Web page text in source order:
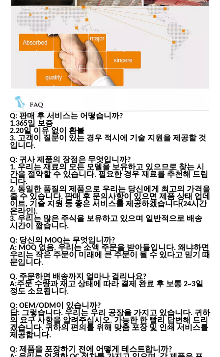
Q: 판매 후 서비스는 어떻습니까?
1.365일 보증
2.20일 이유 없이 환불
3. 고객이 질문이 있는 경우 적시에 기술 지원을 제공할 것
입니다.
Q: 귀사 제품의 장점은 무엇입니까?
1. 우리는 재료의 모든 모델을 보유하고 있으므로 찾는 시
간을 절약할 수 있습니다. 필요한 경우 재료를 추천해 드립
니다.
2. 동일한 품질의 제품으로 우리는 당신에게 최고의 가격을
줄 수 있습니다. 판매 후 문의사항이 있으면 제품 상태 업데
이트, 기술 지원 등 좋은 서비스를 제공하겠습니다(24시간
온라인).
3. 우리는 많은 주식을 보유하고 있으며 일반적으로 배송
시간이 짧습니다.
Q: 당신의 MOQ는 무엇입니까?
A: MOQ 없음. 우리는 소액 주문을 받아들입니다. 왜냐하면
우리는 작은 주문이 미래에 큰 주문이 될 수 있다고 믿기 때
문입니다.
Q. 주문하면 배송까지 얼마나 걸리나요?
A:주문 수량과 재고 상태에 따라 결제 완료 후 보통 2~3일
정도 소요됩니다.
Q: OEM/ODM이 있습니까?
답: 그렇습니다. 우리는 우리 공장을 가지고 있습니다. 귀하
의 요구 사항을 알려주십시오. 가능한 한 빨리 답변해 드리
겠습니다. 귀하의 편의를 위해 맞춤 포장 및 인쇄 서비스를
제공합니다.
Q: 제품을 포장하기 전에 어떻게 테스트합니까?